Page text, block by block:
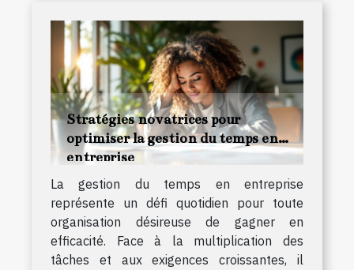
Stratégies novatrices pour
optimiser la gestion du temps en
entreprise
La gestion du temps en entreprise
représente un défi quotidien pour toute
organisation désireuse de gagner en
efficacité. Face à la multiplication des
tâches et aux exigences croissantes, il